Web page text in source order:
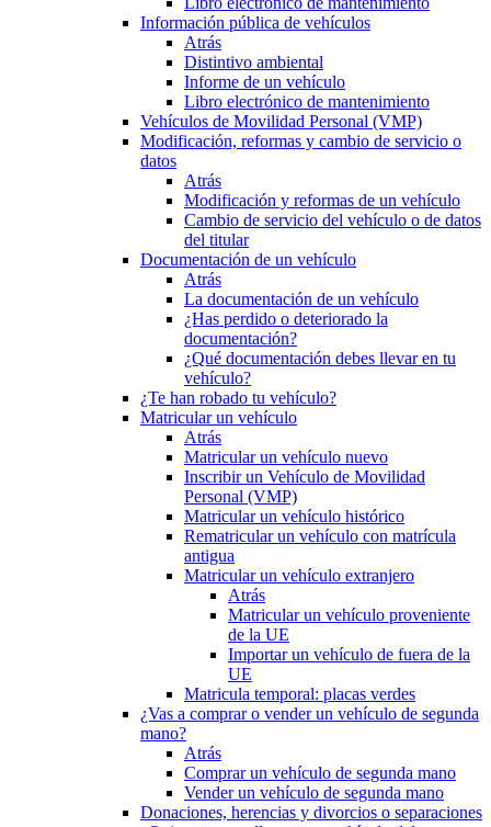
Información pública de vehículos
Atrás
Distintivo ambiental
Informe de un vehículo
Libro electrónico de mantenimiento
Vehículos de Movilidad Personal (VMP)
Modificación, reformas y cambio de servicio o
datos
Atrás
Modificación y reformas de un vehículo
Cambio de servicio del vehículo o de datos
del titular
Documentación de un vehículo
Atrás
La documentación de un vehículo
¿Has perdido o deteriorado la
documentación?
¿Qué documentación debes llevar en tu
vehículo?
¿Te han robado tu vehículo?
Matricular un vehículo
Atrás
Matricular un vehículo nuevo
Inscribir un Vehículo de Movilidad
Personal (VMP)
Matricular un vehículo histórico
Rematricular un vehículo con matrícula
antigua
Matricular un vehículo extranjero
Atrás
Matricular un vehículo proveniente
de la UE
Importar un vehículo de fuera de la
UE
Matricula temporal: placas verdes
¿Vas a comprar o vender un vehículo de segunda
mano?
Atrás
Comprar un vehículo de segunda mano
Vender un vehículo de segunda mano
Donaciones, herencias y divorcios o separaciones